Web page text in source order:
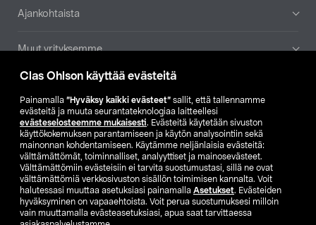
Clas Ohlson käyttää evästeitä
Painamalla ”Hyväksy kaikki evästeet” sallit, että tallennamme
evästeitä ja muuta seurantateknologiaa laitteellesi
evästeselosteemme mukaisesti. Evästeitä käytetään sivuston
käyttökokemuksen parantamiseen ja käytön analysointiin sekä
mainonnan kohdentamiseen. Käytämme neljänlaisia evästeitä:
välttämättömät, toiminnalliset, analyyttiset ja mainosevästeet.
Välttämättömiin evästeisiin ei tarvita suostumustasi, sillä ne ovat
välttämättömiä verkkosivuston sisällön toimimisen kannalta. Voit
halutessasi muuttaa asetuksiasi painamalla Asetukset. Evästeiden
hyväksyminen on vapaaehtoista. Voit perua suostumuksesi milloin
vain muuttamalla evästeasetuksiasi, apua saat tarvittaessa
Ajankohtaista
Muut yrityksemme
Etsi myymälä
SE NO FI
FI SV